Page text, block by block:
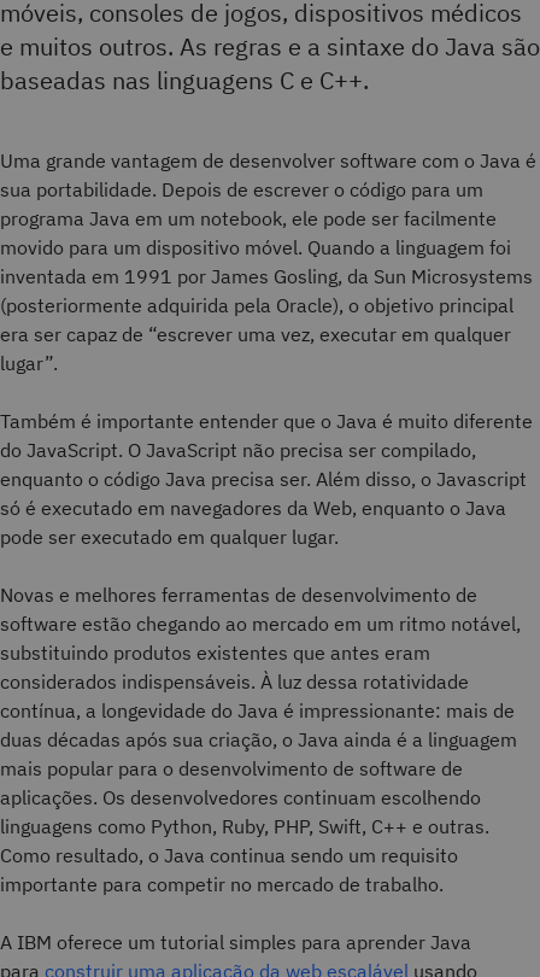
móveis, consoles de jogos, dispositivos médicos
e muitos outros. As regras e a sintaxe do Java são
baseadas nas linguagens C e C++.
Uma grande vantagem de desenvolver software com o Java é
sua portabilidade. Depois de escrever o código para um
programa Java em um notebook, ele pode ser facilmente
movido para um dispositivo móvel. Quando a linguagem foi
inventada em 1991 por James Gosling, da Sun Microsystems
(posteriormente adquirida pela Oracle), o objetivo principal
era ser capaz de “escrever uma vez, executar em qualquer
lugar”.
Também é importante entender que o Java é muito diferente
do JavaScript. O JavaScript não precisa ser compilado,
enquanto o código Java precisa ser. Além disso, o Javascript
só é executado em navegadores da Web, enquanto o Java
pode ser executado em qualquer lugar.
Novas e melhores ferramentas de desenvolvimento de
software estão chegando ao mercado em um ritmo notável,
substituindo produtos existentes que antes eram
considerados indispensáveis. À luz dessa rotatividade
contínua, a longevidade do Java é impressionante: mais de
duas décadas após sua criação, o Java ainda é a linguagem
mais popular para o desenvolvimento de software de
aplicações. Os desenvolvedores continuam escolhendo
linguagens como Python, Ruby, PHP, Swift, C++ e outras.
Como resultado, o Java continua sendo um requisito
importante para competir no mercado de trabalho.
A IBM oferece um tutorial simples para aprender Java
para construir uma aplicação da web escalável usando